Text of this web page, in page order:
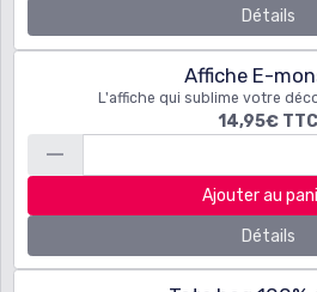
Détails
Affiche E-
L'affiche qui sublime votre
14,95€ TTC
Ajouter au
Détails